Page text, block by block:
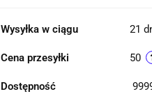
Wysyłka w ciągu 21
Cena przesyłki 50
Dostępność